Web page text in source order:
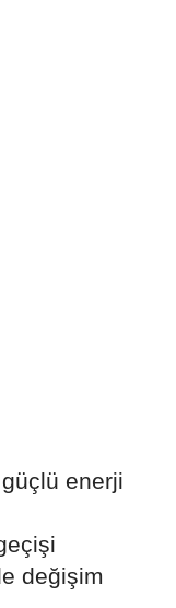
enerji
değişim